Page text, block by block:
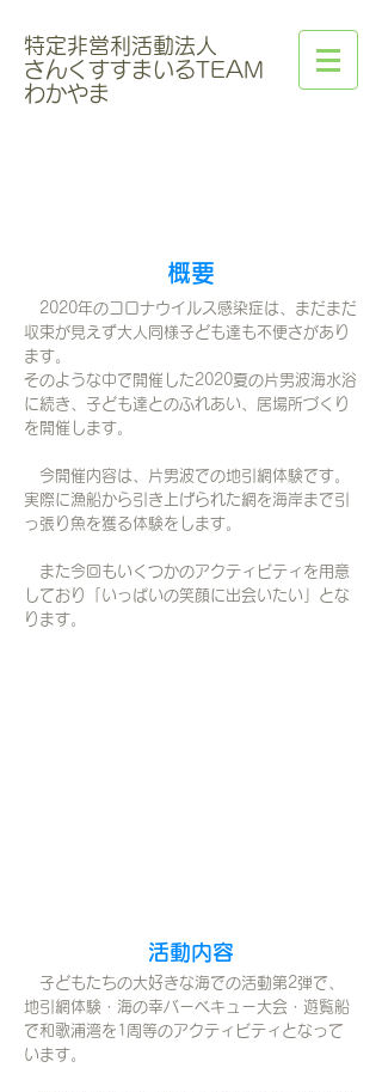
特定非営利活動法人
さんくすすまいるTEAM
わかやま
概要
2020年のコロナウイルス感染症は、まだまだ
収束が見えず大人同様子ども達も不便さがあり
ます。
そのような中で開催した2020夏の片男波海水浴
に続き、子ども達とのふれあい、居場所づくり
を開催します。
今開催内容は、片男波での地引網体験です。
実際に漁船から引き上げられた網を海岸まで引
っ張り魚を獲る体験をします。
また今回もいくつかのアクティビティを用意
しており「いっぱいの笑顔に出会いたい」とな
ります。
​活動内容
​ 子どもたちの大好きな海での活動第2弾で、
地引網体験・海の幸バーベキュー大会・遊覧船
で和歌浦湾を1周等のアクティビティとなって
います。